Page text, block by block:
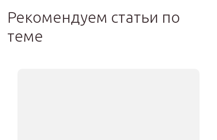
Рекомендуем статьи по
теме